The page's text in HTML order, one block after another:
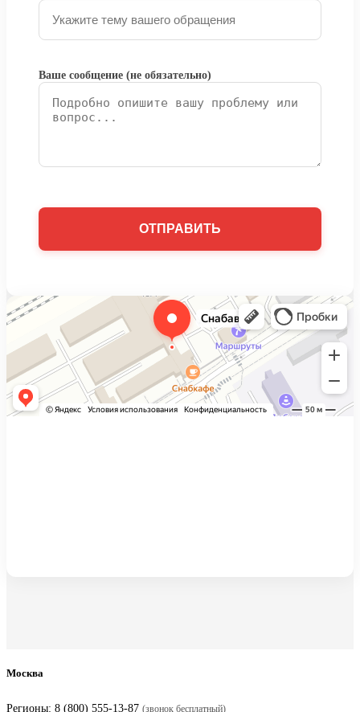
Ваше сообщение (не обязательно)
Москва
Регионы: 8 (800) 555-13-87 (звонок бесплатный)